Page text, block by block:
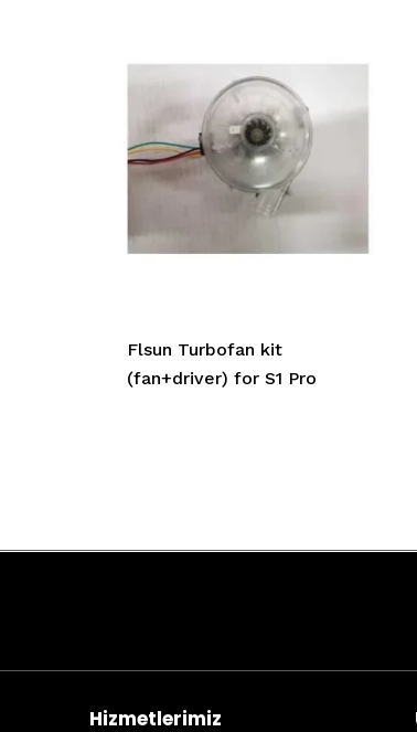
Flsun Turbofan kit
(fan+driver) for S1 Pro
Hizmetlerimiz